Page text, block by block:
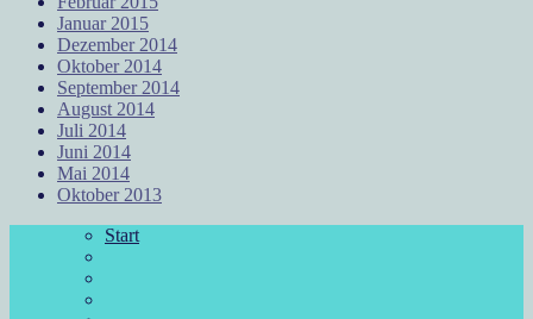
Januar 2015
Dezember 2014
Oktober 2014
September 2014
August 2014
Juli 2014
Juni 2014
Mai 2014
Oktober 2013
Start